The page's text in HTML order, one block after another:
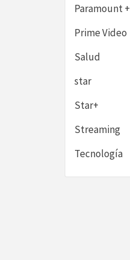
Paramount +
Prime Video
Salud
star
Star+
Streaming
Tecnología